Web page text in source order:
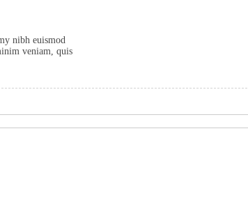
nibh euismod
veniam, quis